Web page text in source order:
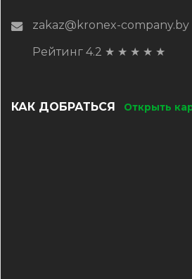
zakaz@kronex-company.by
Рейтинг 4.2 ★ ★ ★ ★ ★
КАК ДОБРАТЬСЯ Открыть